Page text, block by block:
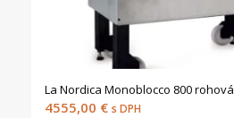
La Nordica Monoblocco 800 rohová
4555,00 € s DPH